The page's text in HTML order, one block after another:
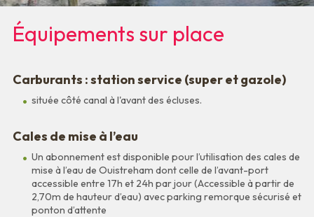
Équipements sur place
Carburants : station service (super et gazole)
située côté canal à l'avant des écluses.
Cales de mise à l’eau
Un abonnement est disponible pour l’utilisation des cales de
mise à l’eau de Ouistreham dont celle de l’avant-port
accessible entre 17h et 24h par jour (Accessible à partir de
2,70m de hauteur d’eau) avec parking remorque sécurisé et
ponton d’attente